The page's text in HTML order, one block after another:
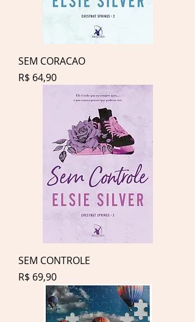
SEM CORACAO
Preço
R$ 64,90
SEM CONTROLE
Preço
R$ 69,90